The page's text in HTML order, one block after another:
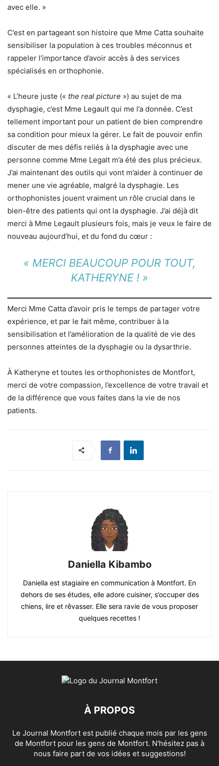
avec elle. »
C’est en partageant son histoire que Mme Catta souhaite
sensibiliser la population à ces troubles méconnus et
rappeler l’importance d’avoir accès à des services
spécialisés en orthophonie.
« L’heure juste (« the real picture ») au sujet de ma
dysphagie, c’est Mme Legault qui me l’a donnée. C’est
tellement important pour un patient de bien comprendre
sa condition pour mieux la gérer. Le fait de pouvoir enfin
discuter de mes défis reliés à la dysphagie avec une
personne comme Mme Legalt m’a été des plus précieux.
J’ai maintenant des outils qui vont m’aider à continuer de
mener une vie agréable, malgré la dysphagie. Les
orthophonistes jouent vraiment un rôle crucial dans le
bien-être des patients qui ont la dysphagie. J’ai déjà dit
merci à Mme Legault plusieurs fois, mais je veux le faire de
nouveau aujourd’hui, et du fond du cœur :
« MERCI BEAUCOUP POUR TOUT,
KATHERYNE ! »
Merci Mme Catta d’avoir pris le temps de partager votre
expérience, et par le fait même, contribuer à la
sensibilisation et l’amélioration de la qualité de vie des
personnes atteintes de la dysphagie ou la dysarthrie.
À Katheryne et toutes les orthophonistes de Montfort,
merci de votre compassion, l’excellence de votre travail et
de la différence que vous faites dans la vie de nos
patients.
Daniella Kibambo
Daniella est stagiaire en communication à Montfort. En
dehors de ses études, elle adore cuisiner, s’occuper des
chiens, lire et rêvasser. Elle sera ravie de vous proposer
quelques recettes !
À PROPOS
Le Journal Montfort est publié chaque mois par les gens
de Montfort pour les gens de Montfort. N'hésitez pas à
nous faire part de vos idées et suggestions!